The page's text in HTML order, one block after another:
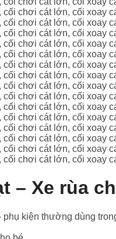
– Xe rùa
kiện thường dùng